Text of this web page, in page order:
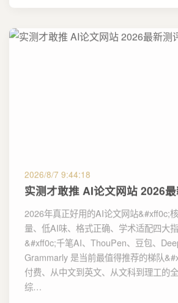
2026/8/7 9:44:18
实测才敢推 AI论文网站 2026
2026年真正好用的AI论文网站&#xff0c;
量、低AI味、格式正确、学术适配四大
&#xff0c;千笔AI、ThouPen、豆包、
Grammarly 是当前最值得推荐的梯队
付费、从中文到英文、从文科到理工的全
综…